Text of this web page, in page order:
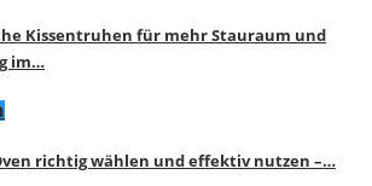
Kissentruhen für mehr Stauraum und
im…
richtig wählen und effektiv nutzen –…